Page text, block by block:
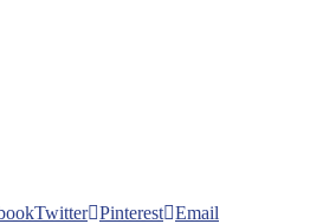
Twitter Pinterest Email